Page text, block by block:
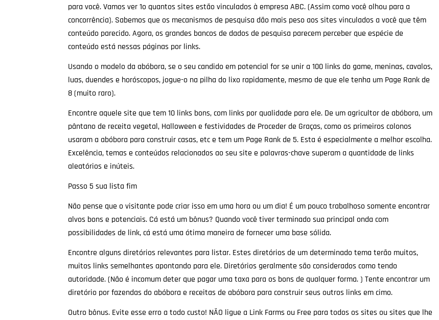
para você. Vamos ver 1o quantos sites estão vinculados à empresa ABC. (Assim como você olhou para a
concorrência). Sabemos que os mecanismos de pesquisa dão mais peso aos sites vinculados a você que têm
conteúdo parecido. Agora, os grandes bancos de dados de pesquisa parecem perceber que espécie de
conteúdo está nessas páginas por links.
Usando o modelo da abóbora, se o seu candido em potencial for se unir a 100 links do game, meninas, cavalos,
luas, duendes e horóscopos, jogue-o na pilha do lixo rapidamente, mesmo de que ele tenha um Page Rank de
8 (muito raro).
Encontre aquele site que tem 10 links bons, com links por qualidade para ele. De um agricultor de abóbora, um
pântano de receita vegetal, Halloween e festividades de Proceder de Graças, como os primeiros colonos
usaram a abóbora para construir casas, etc e tem um Page Rank de 5. Esta é especialmente a melhor escolha.
Excelência, temas e conteúdos relacionados ao seu site e palavras-chave superam a quantidade de links
aleatórios e inúteis.
Passo 5 sua lista fim
Não pense que o visitante pode criar isso em uma hora ou um dia! É um pouco trabalhoso somente encontrar
alvos bons e potenciais. Cá está um bônus? Quando você tiver terminado sua principal onda com
possibilidades de link, cá está uma ótima maneira de fornecer uma base sólida.
Encontre alguns diretórios relevantes para listar. Estes diretórios de um determinado tema terão muitos,
muitos links semelhantes apontando para ele. Diretórios geralmente são considerados como tendo
autoridade. (Não é incomum deter que pagar uma taxa para os bons de qualquer forma. ) Tente encontrar um
diretório por fazendas do abóbora e receitas de abóbora para construir seus outros links em cimo.
Outro bônus. Evite esse erro a todo custo! NÃO ligue a Link Farms ou Free para todos os sites ou sites que lhe